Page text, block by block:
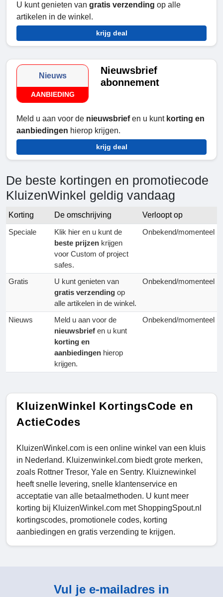
U kunt genieten van gratis verzending op alle
artikelen in de winkel.
krijg deal
Nieuws
AANBIEDING
Nieuwsbrief
abonnement
Meld u aan voor de nieuwsbriefen u kunt korting en
aanbiedingen hierop krijgen.
krijg deal
De beste kortingen en promotiecode
KluizenWinkel geldig vandaag
Korting De omschrijving
Verloopt op
Speciale
Klik hier en u kunt de
beste prijzen krijgen
voor Custom of project
safes.
Onbekend/momenteel
Gratis
U kunt genieten van
gratis verzending op
alle artikelen in de winkel.
Onbekend/momenteel
Nieuws
Meld u aan voor de
nieuwsbrief en u kunt
korting en
aanbiedingen hierop
krijgen.
Onbekend/momenteel
KluizenWinkel KortingsCode en
ActieCodes
KluizenWinkel.com is een online winkel van een kluis
in Nederland. Kluizenwinkel.com biedt grote merken,
zoals Rottner Tresor, Yale en Sentry. Kluiznewinkel
heeft snelle levering, snelle klantenservice en
acceptatie van alle betaalmethoden. U kunt meer
korting bij KluizenWinkel.com met ShoppingSpout.nl
kortingscodes, promotionele codes, korting
aanbiedingen en gratis verzending te krijgen.
Vul je e-mailadres in